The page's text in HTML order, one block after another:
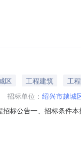
基准价（元）第1名绍
区 工程建筑
工程
招标单位： 绍兴市越城
标公告一、招标条件
围内所有内容,具体详